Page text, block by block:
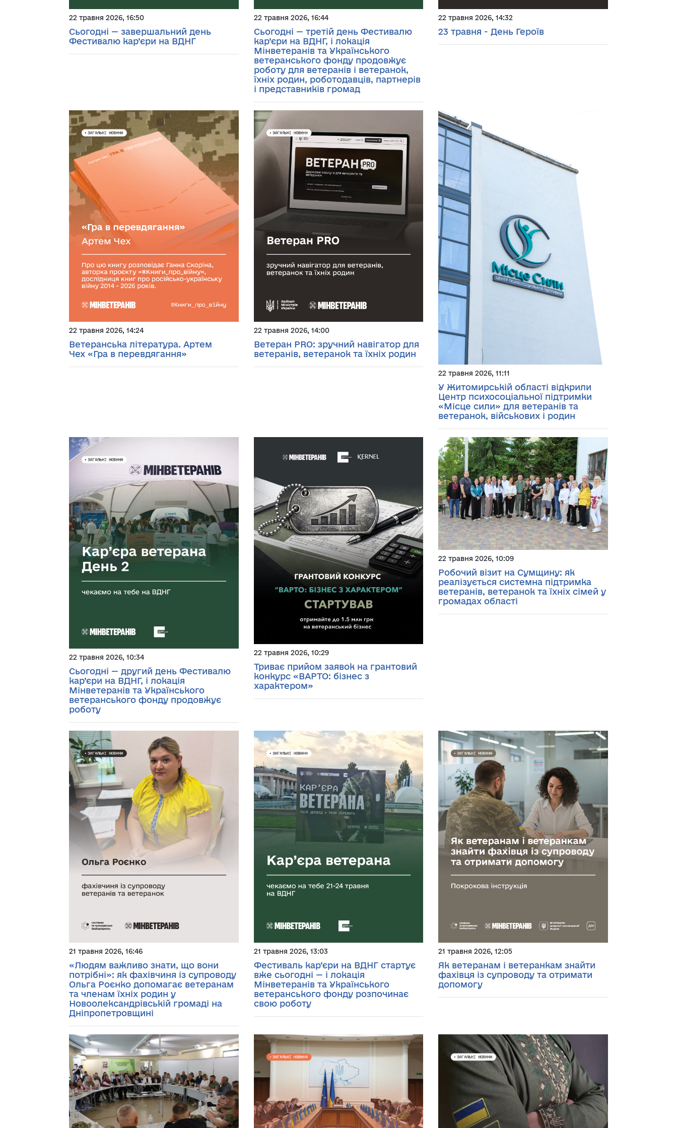
22 травня 2026, 16:50
Сьогодні — завершальний день
Фестивалю кар’єри на ВДНГ
22 травня 2026, 16:44
Сьогодні — третій день Фестивалю
кар’єри на ВДНГ, і локація
Мінветеранів та Українського
ветеранського фонду продовжує
роботу для ветеранів і ветеранок,
їхніх родин, роботодавців, партнерів
і представників громад
22 травня 2026, 14:32
23 травня - День Героїв
22 травня 2026, 14:24
Ветеранська література. Артем
Чех «Гра в перевдягання»
22 травня 2026, 14:00
Ветеран PRO: зручний навігатор для
ветеранів, ветеранок та їхніх родин
22 травня 2026, 11:11
У Житомирській області відкрили
Центр психосоціальної підтримки
«Місце сили» для ветеранів та
ветеранок, військових і родин
22 травня 2026, 10:34
Сьогодні — другий день Фестивалю
кар’єри на ВДНГ, і локація
Мінветеранів та Українського
ветеранського фонду продовжує
роботу
22 травня 2026, 10:29
Триває прийом заявок на грантовий
конкурс «ВАРТО: бізнес з
характером»
22 травня 2026, 10:09
Робочий візит на Сумщину: як
реалізується системна підтримка
ветеранів, ветеранок та їхніх сімей у
громадах області
21 травня 2026, 16:46
«Людям важливо знати, що вони
потрібні»: як фахівчиня із супроводу
Ольга Роєнко допомагає ветеранам
та членам їхніх родин у
Новоолександрівській громаді на
Дніпропетровщині
21 травня 2026, 13:03
Фестиваль кар’єри на ВДНГ стартує
вже сьогодні — і локація
Мінветеранів та Українського
ветеранського фонду розпочинає
свою роботу
21 травня 2026, 12:05
Як ветеранам і ветеранкам знайти
фахівця із супроводу та отримати
допомогу